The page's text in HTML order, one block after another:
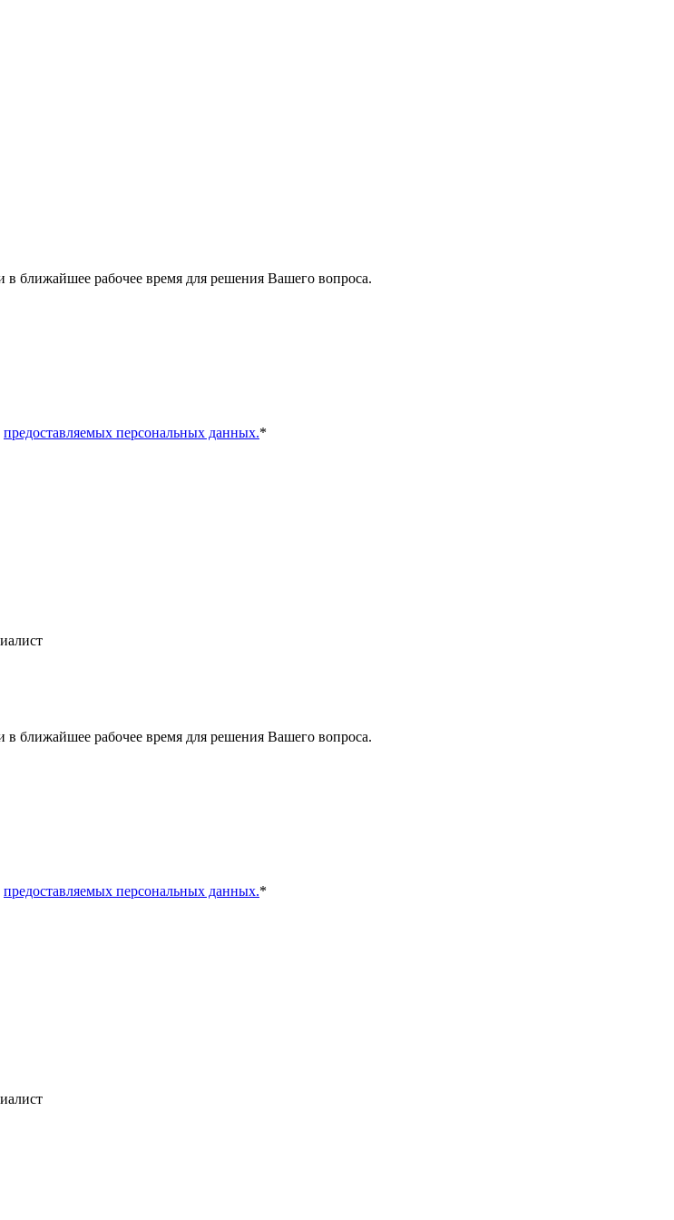
ближайшее рабочее время для решения Вашего вопроса.
предоставляемых персональных данных.*
ближайшее рабочее время для решения Вашего вопроса.
предоставляемых персональных данных.*